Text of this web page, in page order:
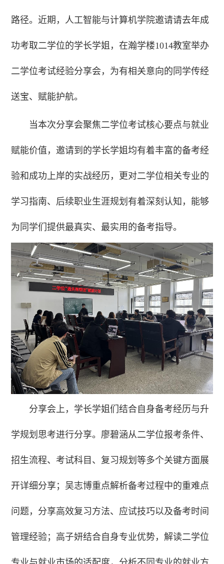
路径。近期，人工智能与计算机学院邀请请去年成
功考取二学位的学长学姐，在瀚学楼1014教室举办
二学位考试经验分享会，为有相关意向的同学传经
送宝、赋能护航。
当本次分享会聚焦二学位考试核心要点与就业
赋能价值，邀请到的学长学姐均有着丰富的备考经
验和成功上岸的实战经历，更对二学位相关专业的
学习指南、后续职业生涯规划有着深刻认知，能够
为同学们提供最真实、最实用的备考指导。
分享会上，学长学姐们结合自身备考经历与升
学规划思考进行分享。廖碧涵从二学位报考条件、
招生流程、考试科目、复习规划等多个关键方面展
开详细分享；吴志博重点解析备考过程中的重难点
问题，分享高效复习方法、应试技巧以及备考时间
管理经验；高子妍结合自身专业优势，解读二学位